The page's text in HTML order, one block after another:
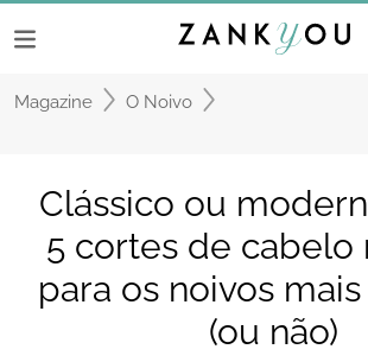
Magazine O Noivo
Clássico ou
5 cortes de cabelo
para os noivos
(ou não)